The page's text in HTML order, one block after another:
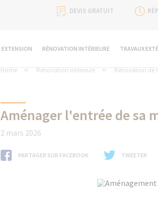
DEVIS GRATUIT
EXTENSION RÉNOVATION INTÉRIEURE TRAVAUX
Home Rénovation intérieure Rénovation de
Aménager l'entrée de sa
2 mars 2026
PARTAGER SUR FACEBOOK TWEETER